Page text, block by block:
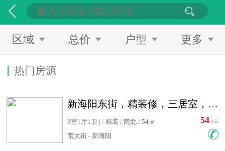
区域 总价 户型 更多
热门房源
新海阳东街，精装修，三居室，南北通透，拎包入住，单价低
3室1厅1卫 | / 精装 / 南北 / 54㎡
南大街 - 新海阳
54 万元